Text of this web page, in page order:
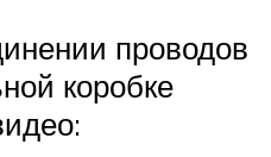
проводов
коробке